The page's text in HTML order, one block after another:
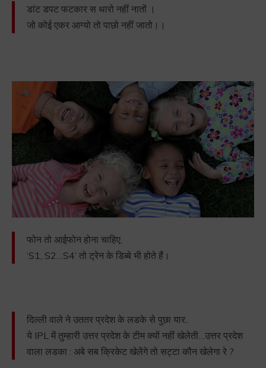
डांट डपट फटकार स थारो नहीं नातों ।
जो कोई एकर आग्यो तो पाछो नहीं जातो।।
फोन तो आईफोन होना चाहिए,
‘S1, S2…S4’ तो ट्रेन के डिब्बे भी होते हैं।
दिल्ली वाले ने उततर प्रदेश के लडके से पुछा यार..
ये IPL में तुम्हारी उत्तर प्रदेश के टीम क्यों नहीं खेलेती…उत्तर प्रदेश
वाला लडका : अबे सब क्रिकेट खेलेंगे तो सट्टा कौन खेलेगा रे ?